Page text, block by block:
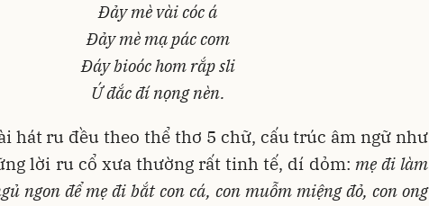
Đảy mè vài cóc á
Đảy mè mạ pác com
Đáy bioóc hom rắp sli
Ứ đắc đí nọng nèn.
hát ru đều theo thể thơ 5 chữ, cấu trúc âm ngữ như
lời ru cổ xưa thường rất tinh tế, dí dỏm: mẹ đi làm
ngon để mẹ đi bắt con cá, con muỗm miệng đỏ, con ong